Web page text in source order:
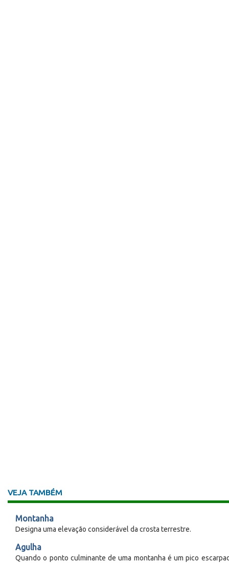
VEJA TAMBÉM
Montanha
Designa uma elevação considerável da crosta terrestre.
Agulha
Quando o ponto culminante de uma montanha é um pico